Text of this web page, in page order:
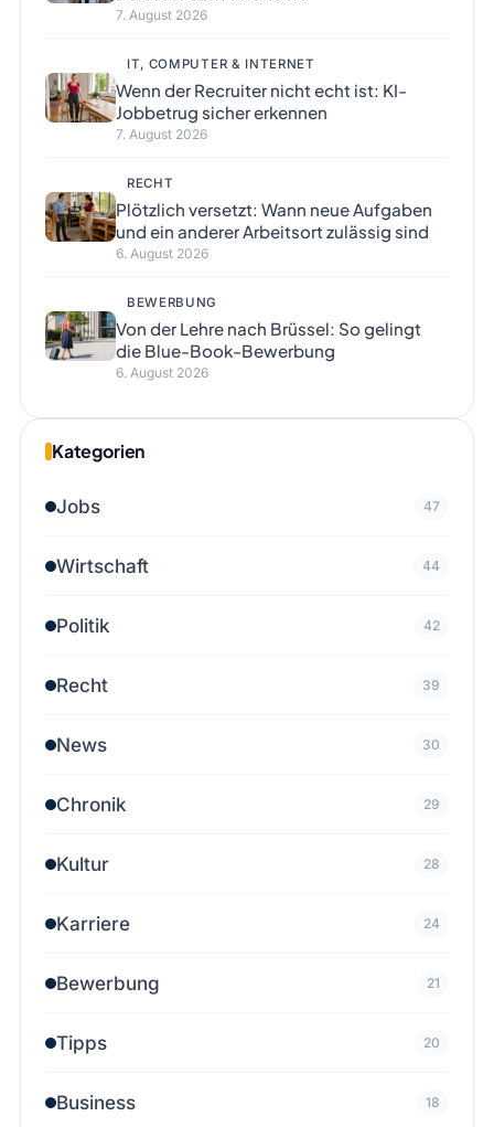
7. August 2026
IT, COMPUTER & INTERNET
Wenn der Recruiter nicht echt ist: KI-
Jobbetrug sicher erkennen
7. August 2026
RECHT
Plötzlich versetzt: Wann neue Aufgaben
und ein anderer Arbeitsort zulässig sind
6. August 2026
BEWERBUNG
Von der Lehre nach Brüssel: So gelingt
die Blue-Book-Bewerbung
6. August 2026
Kategorien
Jobs 47
Wirtschaft 44
Politik 42
Recht 39
News 30
Chronik 29
Kultur 28
Karriere 24
Bewerbung 21
Tipps 20
Business 18